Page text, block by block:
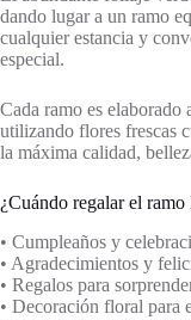
dando lugar a un ramo
cualquier estancia y
especial.
Cada ramo es
utilizando flores frescas
la máxima calidad,
¿Cuándo regalar el
• Cumpleaños y
• Agradecimientos y
• Regalos para
• Decoración floral para